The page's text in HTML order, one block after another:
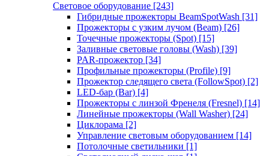
Световое оборудование [243]
Гибридные прожекторы BeamSpotWash [31]
Прожекторы с узким лучом (Beam) [26]
Точечные прожекторы (Spot) [15]
Заливные световые головы (Wash) [39]
PAR-прожектор [34]
Профильные прожекторы (Profile) [9]
Прожектор следящего света (FollowSpot) [2]
LED-бар (Bar) [4]
Прожекторы с линзой Френеля (Fresnel) [14]
Линейные прожекторы (Wall Washer) [24]
Циклорама [2]
Управление световым оборудованием [14]
Потолочные светильники [1]